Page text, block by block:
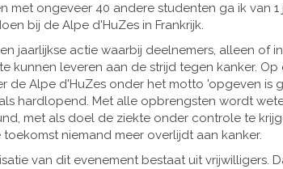
met ongeveer 40 andere studenten ga ik van 1
bij de Alpe d'HuZes in Frankrijk.
jaarlijkse actie waarbij deelnemers, alleen of
kunnen leveren aan de strijd tegen kanker.
de Alpe d'HuZes onder het motto 'opgeven is
hardlopend. Met alle opbrengsten wordt
met als doel de ziekte onder controle te
niemand meer overlijdt aan kanker.
van dit evenement bestaat uit vrijwilligers.